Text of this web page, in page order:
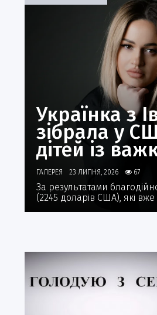
Українка з
зібрала у
дітей із
ГАЛЕРЕЯ 23 ЛИПНЯ, 2026 67
За результатами
(2245 доларів США), які